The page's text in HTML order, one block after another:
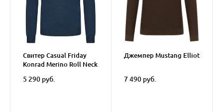
Свитер Casual Friday
Konrad Merino Roll Neck
5 290 руб.
Джемпер Mustang Elliot
7 490 руб.